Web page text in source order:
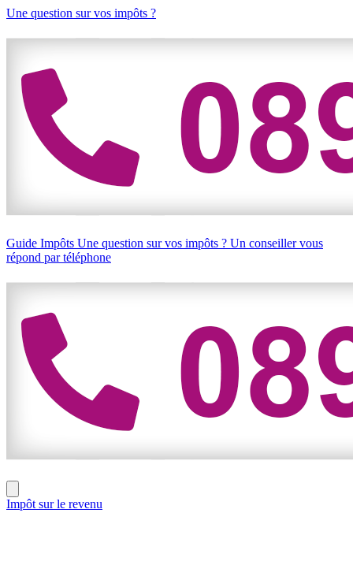
Une question sur vos impôts ?
Guide Impôts Une question sur vos impôts ? Un conseiller vous
répond par téléphone
Impôt sur le revenu